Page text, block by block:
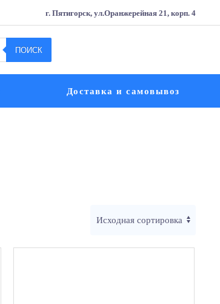
г. Пятигорск, ул.Оранжерейная 21, корп. 4
ПОИСК
Доставка и самовывоз